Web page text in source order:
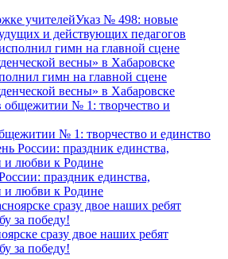
Указ № 498: новые
и действующих педагогов
гимн на главной сцене
весны» в Хабаровске
№ 1: творчество и единство
праздник единства,
и любви к Родине
сразу двое наших ребят
за победу!